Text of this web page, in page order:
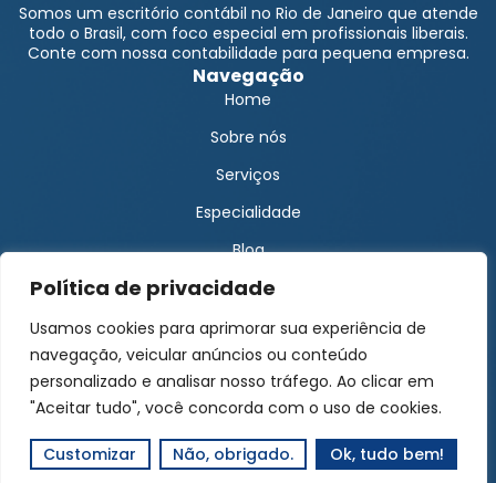
Política de privacidade
Usamos cookies para aprimorar sua experiência de
navegação, veicular anúncios ou conteúdo
personalizado e analisar nosso tráfego. Ao clicar em
"Aceitar tudo", você concorda com o uso de cookies.
Customizar Não, obrigado. Ok, tudo bem!
Somos um escritório contábil no Rio de Janeiro que atende
todo o Brasil, com foco especial em profissionais liberais.
Conte com nossa contabilidade para pequena empresa.
Navegação
Home
Sobre nós
Serviços
Especialidade
Blog
Solicite um orçamento
Área do cliente
Encontre-nos
Contato Matriz
Contato Filial
(22) 99967-4994